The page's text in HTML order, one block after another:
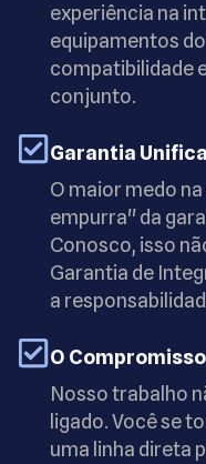
experiência na
equipamentos
compatibilidade
conjunto.
Garantia
O maior medo
empurra" da
Conosco, isso
Garantia de
a
O
Nosso trabalho
ligado. Você se
uma linha direta